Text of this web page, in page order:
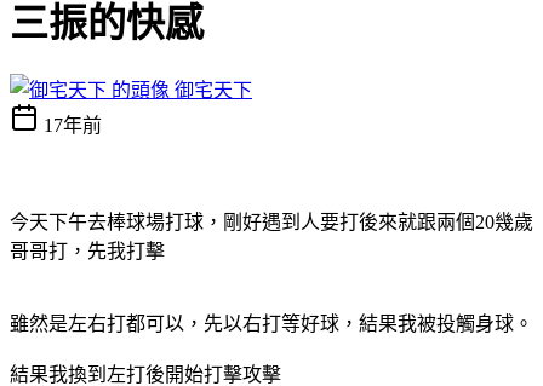
三振的快感
御宅天下
17年前
今天下午去棒球場打球，剛好遇到人要打後來就跟兩個20幾歲
哥哥打，先我打擊
雖然是左右打都可以，先以右打等好球，結果我被投觸身球。
結果我換到左打後開始打擊攻擊